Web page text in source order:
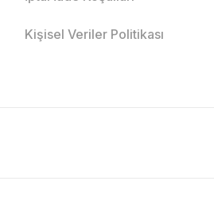
Kişisel Veriler Politikası